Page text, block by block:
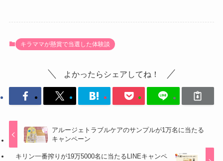
キラママが懸賞で当選した体験談
よかったらシェアしてね！
アルージェトラブルケアのサンプルが1万名に当たる
キャンペーン
キリン一番搾りが19万5000名に当たるLINEキャンペ